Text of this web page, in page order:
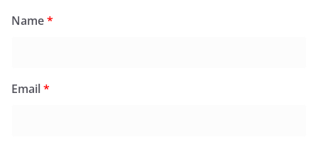
Name*
Email*